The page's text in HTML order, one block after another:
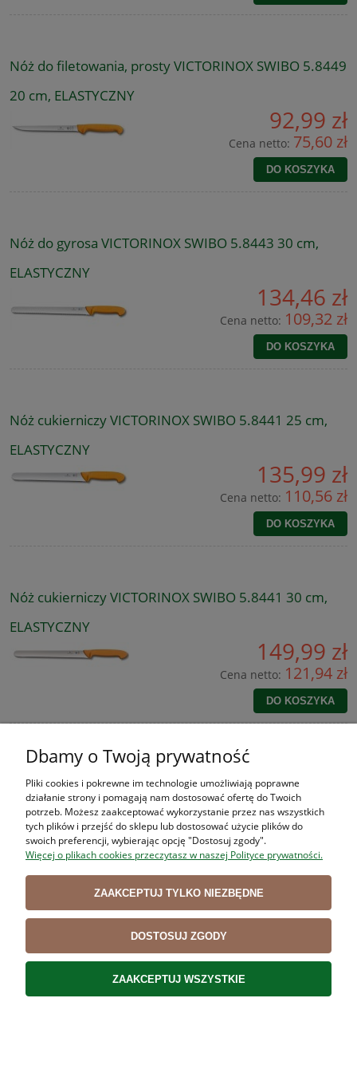
Nóż do filetowania, prosty VICTORINOX SWIBO 5.8449
20 cm, ELASTYCZNY
92,99 zł
Cena netto: 75,60 zł
DO KOSZYKA
Nóż do gyrosa VICTORINOX SWIBO 5.8443 30 cm,
ELASTYCZNY
134,46 zł
Cena netto: 109,32 zł
DO KOSZYKA
Nóż cukierniczy VICTORINOX SWIBO 5.8441 25 cm,
ELASTYCZNY
135,99 zł
Cena netto: 110,56 zł
DO KOSZYKA
Nóż cukierniczy VICTORINOX SWIBO 5.8441 30 cm,
ELASTYCZNY
149,99 zł
Cena netto: 121,94 zł
DO KOSZYKA
TWARDY
62,90 zł
Cena netto:51,14 zł
DO KOSZYKA
Nóż trybownik VICTORINOX SWIBO 5.8401 18 cm,
72,99 zł
Dbamy o Twoją prywatność
Pliki cookies i pokrewne im technologie umożliwiają poprawne
działanie strony i pomagają nam dostosować ofertę do Twoich
potrzeb. Możesz zaakceptować wykorzystanie przez nas wszystkich
tych plików i przejść do sklepu lub dostosować użycie plików do
swoich preferencji, wybierając opcję "Dostosuj zgody".
Więcej o plikach cookies przeczytasz w naszej Polityce prywatności.
ZAAKCEPTUJ TYLKO NIEZBĘDNE
DOSTOSUJ ZGODY
ZAAKCEPTUJ WSZYSTKIE